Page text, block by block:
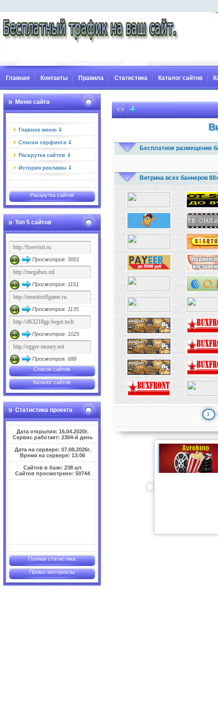
Главная Контакты Правила Статистика Каталог сайтов
Меню сайта
Главное меню ⇓
Списки серфинга ⇓
Раскрутка сайтов ⇓
История рекламы ⇓
Раскрутка сайтов
Топ 5 сайтов
Просмотров: 3001
Просмотров: 1151
Просмотров: 1135
Просмотров: 1025
Просмотров: 688
Список сайтов
Каталог сайтов
Статистика проекта
Дата открытия: 16.04.2020г.
Сервис работает: 2304-й день
Дата на сервере: 07.08.2026г.
Время на сервере: 13:06
Сайтов в базе: 238 шт.
Сайтов просмотрено: 50744
Полная статистика
Промо материалы
Бесплатное размещение
Витрина всех баннеров
1